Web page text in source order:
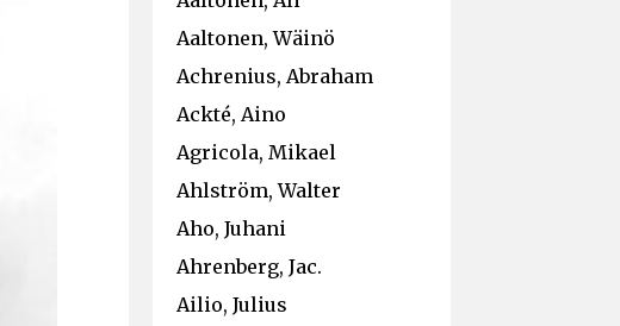
Aaltonen, Wäinö
Achrenius, Abraham
Ackté, Aino
Agricola, Mikael
Ahlström, Walter
Aho, Juhani
Ahrenberg, Jac.
Ailio, Julius